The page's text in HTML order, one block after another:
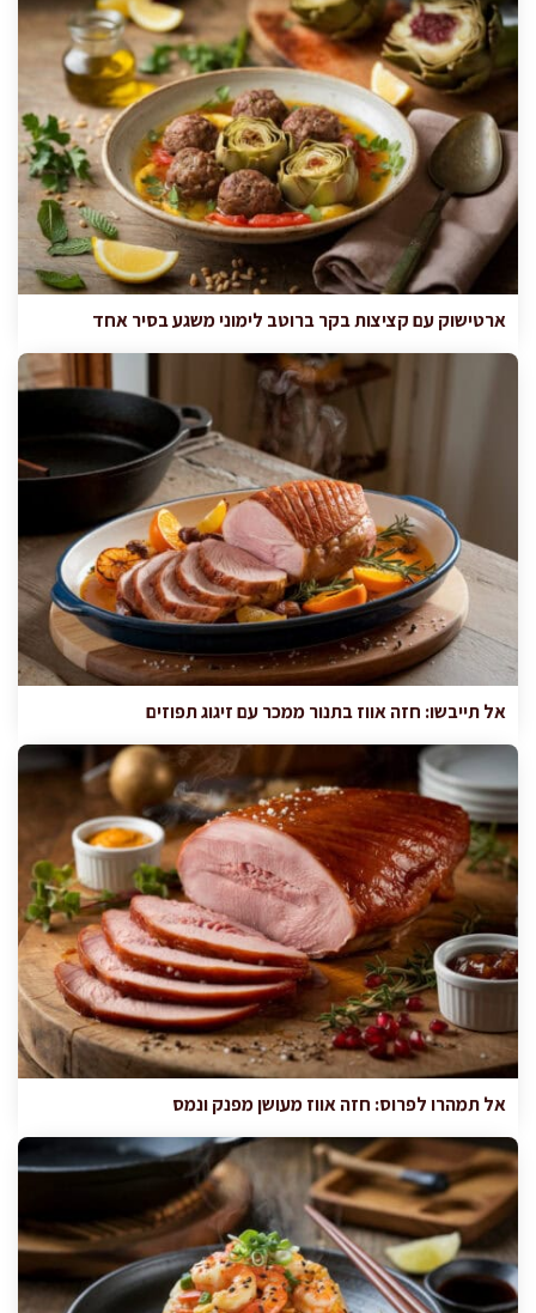
ארטישוק עם קציצות בקר ברוטב לימוני משגע בסיר אחד
אל תייבשו: חזה אווז בתנור ממכר עם זיגוג תפוזים
אל תמהרו לפרוס: חזה אווז מעושן מפנק ונמס